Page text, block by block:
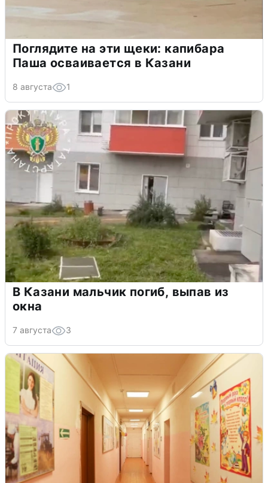
Поглядите на эти щеки: капибара
Паша осваивается в Казани
8 августа 1
В Казани мальчик погиб, выпав из
окна
7 августа 3